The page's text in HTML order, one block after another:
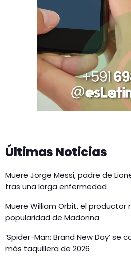
Últimas Noticias
Muere Jorge Messi, padre de
tras una larga enfermedad
Muere William Orbit, el productor
popularidad de Madonna
‘Spider-Man: Brand New Day’ se
más taquillera de 2026